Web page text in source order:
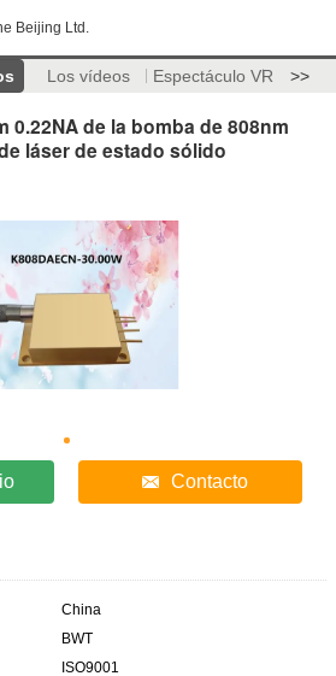
Beijing Ltd.
Los vídeos Espectáculo VR >>
0.22NA de la bomba de 808nm
láser de estado sólido
Contacto
China
BWT
ISO9001